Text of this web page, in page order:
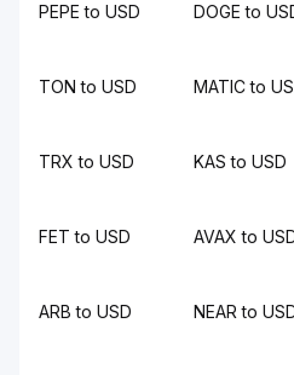
PEPE to USD DOGE to
TON to USD MATIC to
TRX to USD KAS to USD
FET to USD AVAX to
ARB to USD NEAR to